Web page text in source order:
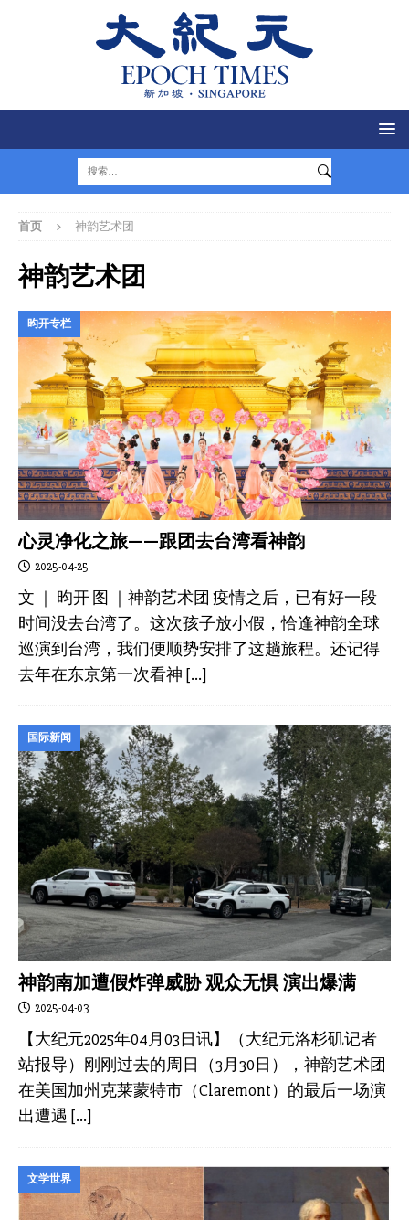
首页 神韵艺术团
神韵艺术团
昀开专栏
心灵净化之旅——跟团去台湾看神韵
2025-04-25
文 ｜ 昀开 图 ｜神韵艺术团 疫情之后，已有好一段
时间没去台湾了。这次孩子放小假，恰逢神韵全球
巡演到台湾，我们便顺势安排了这趟旅程。还记得
去年在东京第一次看神 […]
国际新闻
神韵南加遭假炸弹威胁 观众无惧 演出爆满
2025-04-03
【大纪元2025年04月03日讯】（大纪元洛杉矶记者
站报导）刚刚过去的周日（3月30日），神韵艺术团
在美国加州克莱蒙特市（Claremont）的最后一场演
出遭遇 […]
文学世界